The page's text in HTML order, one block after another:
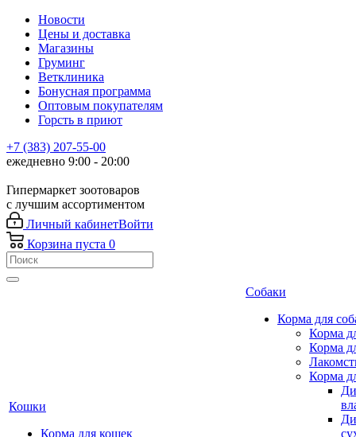
Новости
Цены и доставка
Магазины
Груминг
Ветклиника
Бонусная программа
Оптовым покупателям
Горсть в приют
+7 (383) 207-55-00
ежедневно 9:00 - 20:00
Гипермаркет зоотоваров
с лучшим ассортиментом
Личный кабинетВойти
Корзина пуста 0
Кошки
Корма для кошек
Собаки
Корма для
Корма
Корма
Корма